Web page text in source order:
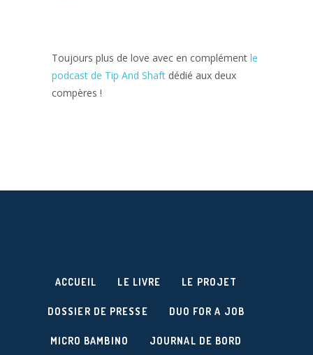
Toujours plus de love avec en complément le
podcast de Tip And Shaft dédié aux deux
compères !
ACCUEIL LE LIVRE LE PROJET
DOSSIER DE PRESSE DUO FOR A JOB
MICRO BAMBINO JOURNAL DE BORD